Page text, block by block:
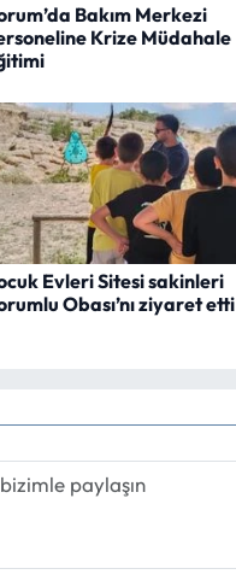
Bakım Merkezi
Krize Müdahale
Evleri Sitesi sakinleri
Obası’nı ziyaret etti